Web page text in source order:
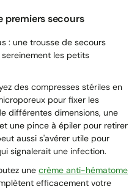
premiers secours
: une trousse de secours
les petits
des compresses stériles en
pour fixer les
différentes dimensions, une
une pince à épiler pour retirer
aussi s'avérer utile pour
signalerait une infection.
une crème anti-hématome
efficacement votre